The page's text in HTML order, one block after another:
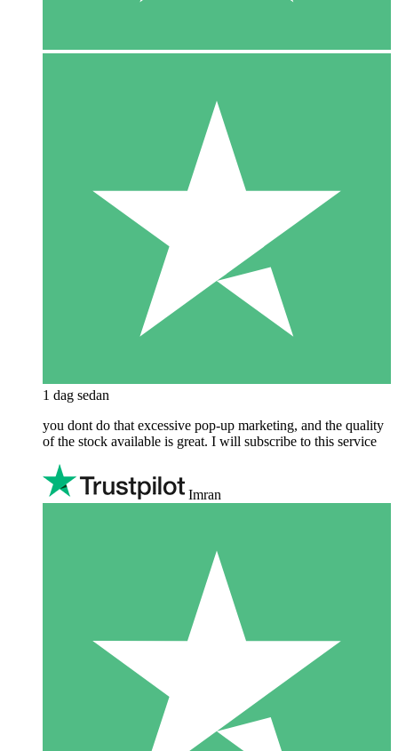
1 dag sedan
you dont do that excessive pop-up marketing, and the quality
of the stock available is great. I will subscribe to this service
Imran